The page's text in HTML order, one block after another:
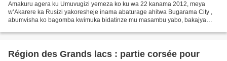
Amakuru agera ku Umuvugizi yemeza ko ku wa 22 kanama 2012, meya
w’Akarere ka Rusizi yakoresheje inama abaturage ahitwa Bugarama City ,
abumvisha ko bagomba kwimuka bidatinze mu masambu yabo, bakajya
Région des Grands lacs : partie corsée pour